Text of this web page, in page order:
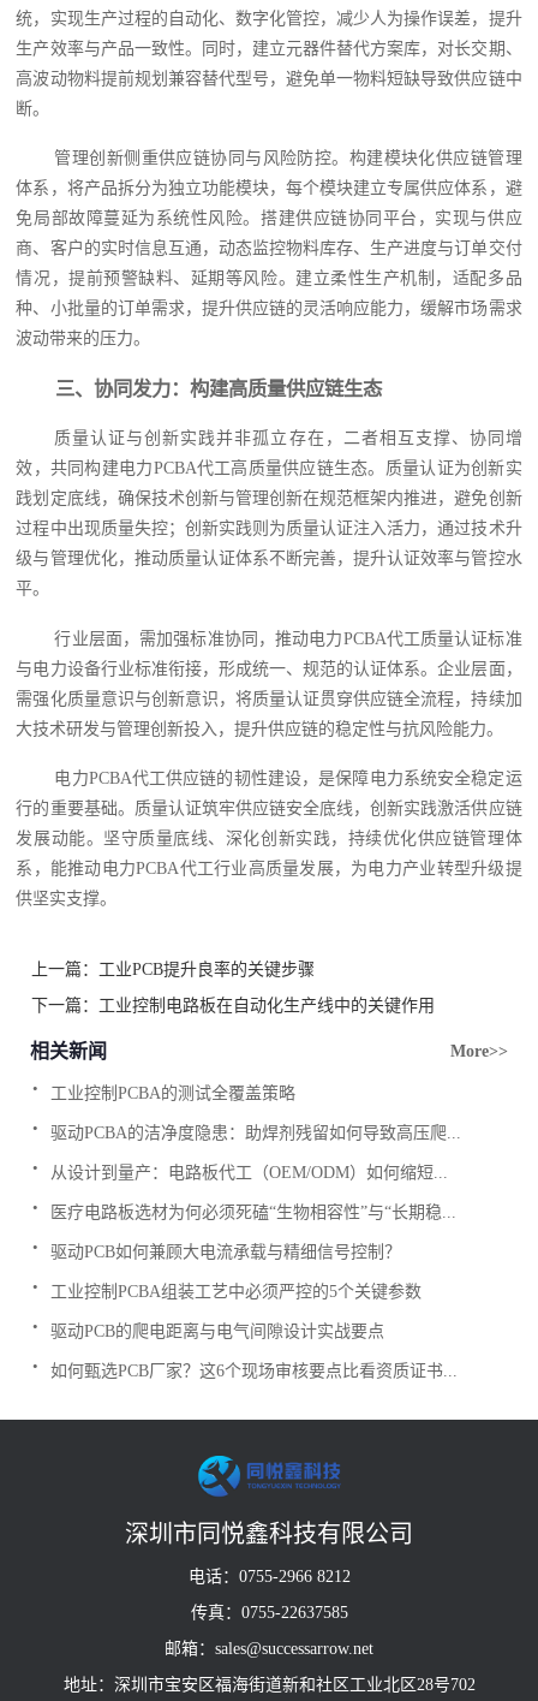
统，实现生产过程的自动化、数字化管控，减少人为操作误差，提升
生产效率与产品一致性。同时，建立元器件替代方案库，对长交期、
高波动物料提前规划兼容替代型号，避免单一物料短缺导致供应链中
断。
管理创新侧重供应链协同与风险防控。构建模块化供应链管理
体系，将产品拆分为独立功能模块，每个模块建立专属供应体系，避
免局部故障蔓延为系统性风险。搭建供应链协同平台，实现与供应
商、客户的实时信息互通，动态监控物料库存、生产进度与订单交付
情况，提前预警缺料、延期等风险。建立柔性生产机制，适配多品
种、小批量的订单需求，提升供应链的灵活响应能力，缓解市场需求
波动带来的压力。
三、协同发力：构建高质量供应链生态
质量认证与创新实践并非孤立存在，二者相互支撑、协同增
效，共同构建电力PCBA代工高质量供应链生态。质量认证为创新实
践划定底线，确保技术创新与管理创新在规范框架内推进，避免创新
过程中出现质量失控；创新实践则为质量认证注入活力，通过技术升
级与管理优化，推动质量认证体系不断完善，提升认证效率与管控水
平。
行业层面，需加强标准协同，推动电力PCBA代工质量认证标准
与电力设备行业标准衔接，形成统一、规范的认证体系。企业层面，
需强化质量意识与创新意识，将质量认证贯穿供应链全流程，持续加
大技术研发与管理创新投入，提升供应链的稳定性与抗风险能力。
电力PCBA代工供应链的韧性建设，是保障电力系统安全稳定运
行的重要基础。质量认证筑牢供应链安全底线，创新实践激活供应链
发展动能。坚守质量底线、深化创新实践，持续优化供应链管理体
系，能推动电力PCBA代工行业高质量发展，为电力产业转型升级提
供坚实支撑。
上一篇： 工业PCB提升良率的关键步骤
下一篇： 工业控制电路板在自动化生产线中的关键作用
相关新闻 More>>
工业控制PCBA的测试全覆盖策略
.
驱动PCBA的洁净度隐患：助焊剂残留如何导致高压爬...
.
从设计到量产：电路板代工（OEM/ODM）如何缩短...
.
医疗电路板选材为何必须死磕“生物相容性”与“长期稳...
.
驱动PCB如何兼顾大电流承载与精细信号控制？
.
工业控制PCBA组装工艺中必须严控的5个关键参数
.
驱动PCB的爬电距离与电气间隙设计实战要点
.
如何甄选PCB厂家？这6个现场审核要点比看资质证书...
.
深圳市同悦鑫科技有限公司
电话：0755-2966 8212
传真：0755-22637585
邮箱：sales@successarrow.net
地址：深圳市宝安区福海街道新和社区工业北区28号702